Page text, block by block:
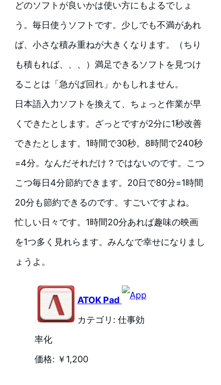
どのソフトが良いかは使い方にもよるでしょ
う。毎日使うソフトです。少しでも不満があれ
ば、小さな積み重ねが大きくなります。（ちり
も積もれば、、、）満足できるソフトを見つけ
ることは「急がば回れ」かもしれません。
日本語入力ソフトを換えて、ちょっと作業が早
くできたとします。ざっとですが2分に1秒改善
できたとします。1時間で30秒。8時間で240秒
=4分。なんだそれだけ？ではないのです。こつ
こつ毎日4分節約できます。20日で80分=1時間
20分も節約できるのです。すごいですよね。
忙しい日々です。1時間20分あれば趣味の映画
を1つ多く見れらます。みんなで幸せになりまし
ょうよ。
ATOK Pad
カテゴリ: 仕事効
率化
価格: ￥1,200